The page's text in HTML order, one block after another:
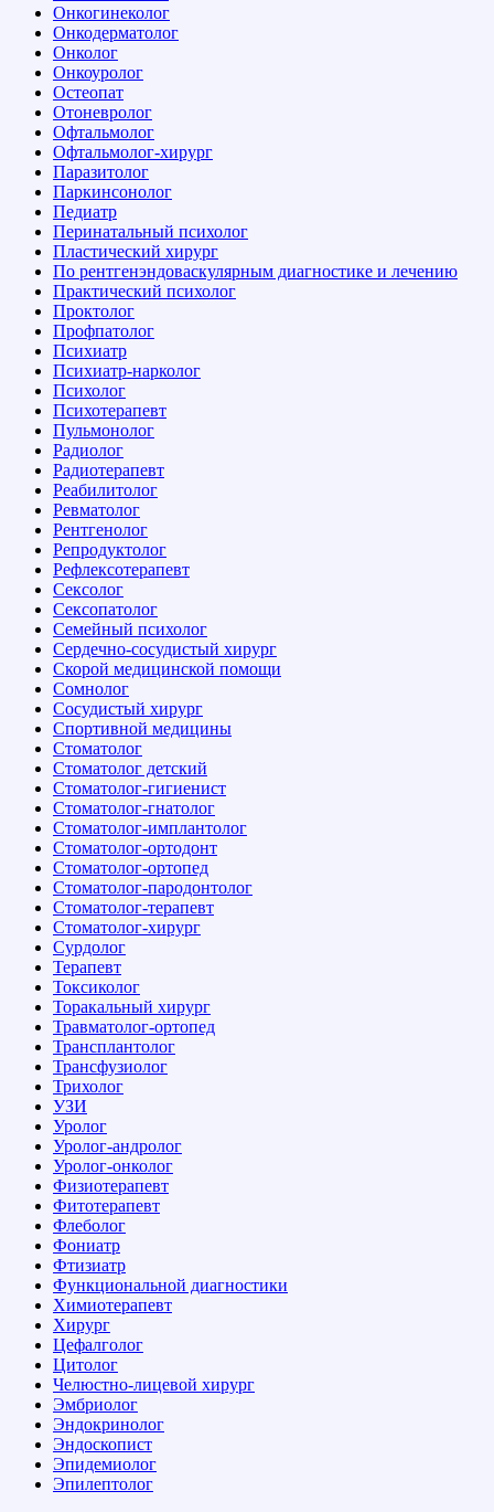
Онкогинеколог
Онкодерматолог
Онколог
Онкоуролог
Остеопат
Отоневролог
Офтальмолог
Офтальмолог-хирург
Паразитолог
Паркинсонолог
Педиатр
Перинатальный психолог
Пластический хирург
По рентгенэндоваскулярным диагностике и лечению
Практический психолог
Проктолог
Профпатолог
Психиатр
Психиатр-нарколог
Психолог
Психотерапевт
Пульмонолог
Радиолог
Радиотерапевт
Реабилитолог
Ревматолог
Рентгенолог
Репродуктолог
Рефлексотерапевт
Сексолог
Сексопатолог
Семейный психолог
Сердечно-сосудистый хирург
Скорой медицинской помощи
Сомнолог
Сосудистый хирург
Спортивной медицины
Стоматолог
Стоматолог детский
Стоматолог-гигиенист
Стоматолог-гнатолог
Стоматолог-имплантолог
Стоматолог-ортодонт
Стоматолог-ортопед
Стоматолог-пародонтолог
Стоматолог-терапевт
Стоматолог-хирург
Сурдолог
Терапевт
Токсиколог
Торакальный хирург
Травматолог-ортопед
Трансплантолог
Трансфузиолог
Трихолог
УЗИ
Уролог
Уролог-андролог
Уролог-онколог
Физиотерапевт
Фитотерапевт
Флеболог
Фониатр
Фтизиатр
Функциональной диагностики
Химиотерапевт
Хирург
Цефалголог
Цитолог
Челюстно-лицевой хирург
Эмбриолог
Эндокринолог
Эндоскопист
Эпидемиолог
Эпилептолог